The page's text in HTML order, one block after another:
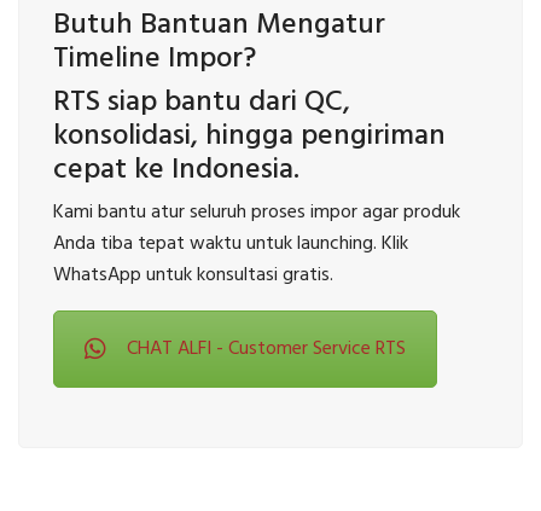
Butuh Bantuan Mengatur
Timeline Impor?
RTS siap bantu dari QC,
konsolidasi, hingga pengiriman
cepat ke Indonesia.
Kami bantu atur seluruh proses impor agar produk
Anda tiba tepat waktu untuk launching. Klik
WhatsApp untuk konsultasi gratis.
CHAT ALFI - Customer Service RTS